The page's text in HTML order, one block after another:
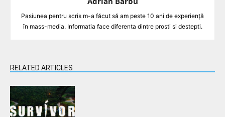
Pasiunea pentru scris m-a făcut să am peste 10 ani de experiență
în mass-media. Informatia face diferenta dintre prosti si destepti.
RELATED ARTICLES